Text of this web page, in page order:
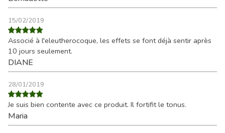
15/02/2019
Associé à l'eleutherocoque, les effets se font déjà sentir après
10 jours seulement.
DIANE
28/01/2019
Je suis bien contente avec ce produit. Il fortifit le tonus.
Maria